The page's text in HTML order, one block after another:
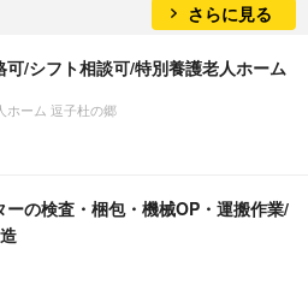
さらに見る
可/シフト相談可/特別養護老人ホーム
ホーム 逗子杜の郷
ーの検査・梱包・機械OP・運搬作業/